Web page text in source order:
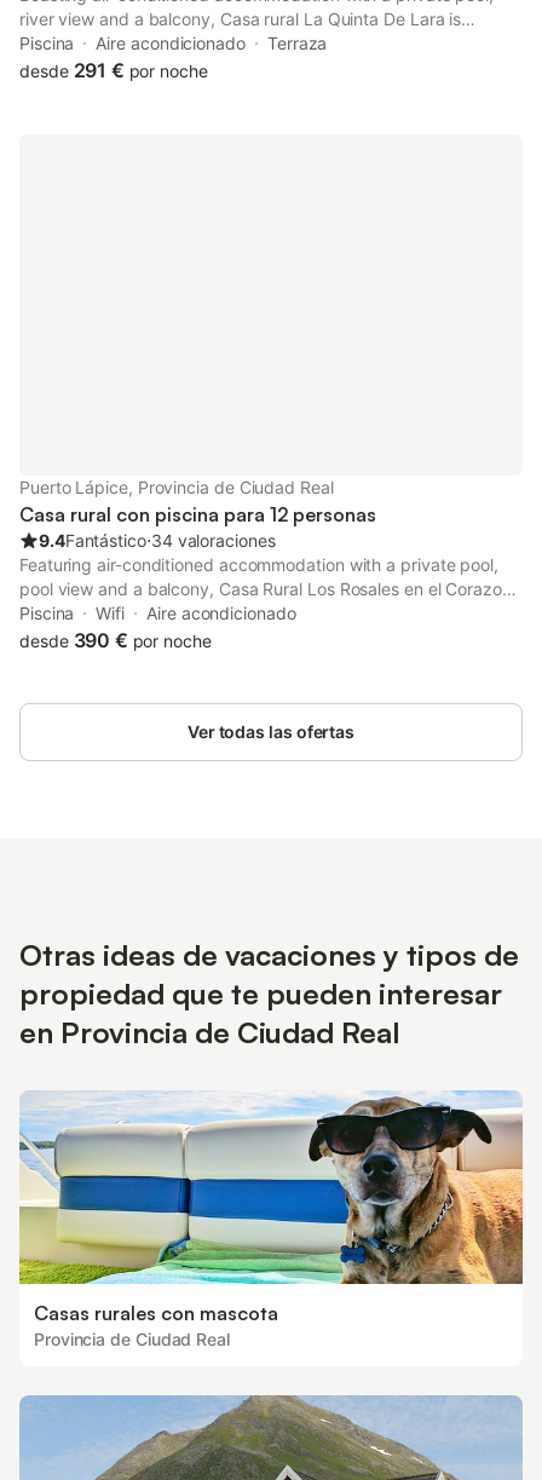
river view and a balcony, Casa rural La Quinta De Lara is
situated in Valdepeñas. This property offers access to a patio
and free private parking.
Piscina Aire acondicionado
Terraza
desde 291 € por noche
Puerto Lápice, Provincia de Ciudad Real
Casa rural con piscina para 12 personas
9.4Fantástico⋅34 valoraciones
Featuring air-conditioned accommodation with a private pool,
pool view and a balcony, Casa Rural Los Rosales en el Corazon
de la Mancha is located in Puerto Lápice. This property offers
access to a pool table, table tennis and free private parking.
Piscina Wifi
Aire acondicionado
desde 390 € por noche
Ver todas las ofertas
Otras ideas de vacaciones y tipos de
propiedad que te pueden interesar
en Provincia de Ciudad Real
Casas rurales con mascota
Provincia de Ciudad Real